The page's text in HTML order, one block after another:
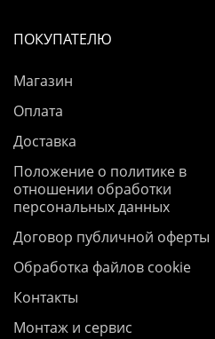
ПОКУПАТЕЛЮ
Магазин
Оплата
Доставка
Положение о политике в
отношении обработки
персональных данных
Договор публичной оферты
Обработка файлов cookie
Контакты
Монтаж и сервис